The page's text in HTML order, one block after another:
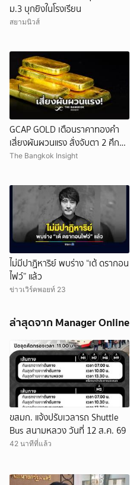
ม.3 บุกยิงในโรงเรียน
สยามนิวส์
GCAP GOLD เตือนราคาทองคำ
เสี่ยงผันผวนแรง สั่งจับตา 2 ศึก
สำคัญ!
The Bangkok Insight
ไม่มีปาฏิหาริย์ พบร่าง “เต้ ดรากอน
ไฟว์” แล้ว
ข่าวเวิร์คพอยท์ 23
ล่าสุดจาก Manager Online
ขสมก. แจ้งปรับเวลารถ Shuttle
Bus สนามหลวง วันที่ 12 ส.ค. 69
42 นาทีที่แล้ว